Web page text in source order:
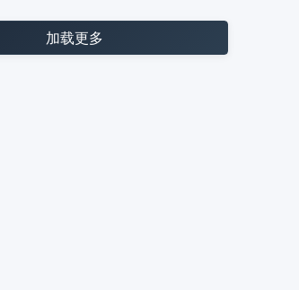
加载更多